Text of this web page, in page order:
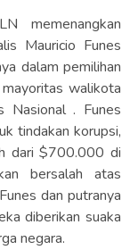
memenangkan
Mauricio Funes
dalam pemilihan
walikota
Nasional . Funes
tindakan korupsi,
dari $700.000 di
bersalah atas
dan putranya
diberikan suaka
negara.